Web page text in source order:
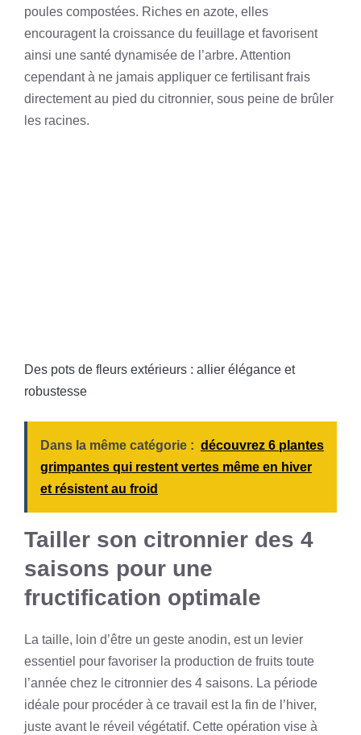
poules compostées. Riches en azote, elles
encouragent la croissance du feuillage et favorisent
ainsi une santé dynamisée de l’arbre. Attention
cependant à ne jamais appliquer ce fertilisant frais
directement au pied du citronnier, sous peine de brûler
les racines.
Des pots de fleurs extérieurs : allier élégance et
robustesse
Dans la même catégorie : découvrez 6 plantes
grimpantes qui restent vertes même en hiver
et résistent au froid
Tailler son citronnier des 4
saisons pour une
fructification optimale
La taille, loin d’être un geste anodin, est un levier
essentiel pour favoriser la production de fruits toute
l’année chez le citronnier des 4 saisons. La période
idéale pour procéder à ce travail est la fin de l’hiver,
juste avant le réveil végétatif. Cette opération vise à